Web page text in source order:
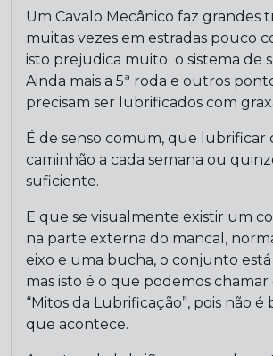
Um Cavalo Mecânico faz grandes
muitas vezes em estradas pouco
isto prejudica muito o sistema de
Ainda mais a 5ª roda e outros
precisam ser lubrificados com
É de senso comum, que lubrificar
caminhão a cada semana ou
suficiente.
E que se visualmente existir um
na parte externa do mancal,
eixo e uma bucha, o conjunto
mas isto é o que podemos
“Mitos da Lubrificação”, pois não é
que acontece.